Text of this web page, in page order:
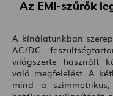
Az EMI-szűrők
A kínálatunkban
AC/DC
világszerte használt
való megfelelést. A
mind a